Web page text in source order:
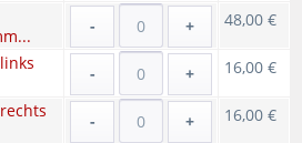
- + 48,00 €
- + 16,00 €
- + 16,00 €